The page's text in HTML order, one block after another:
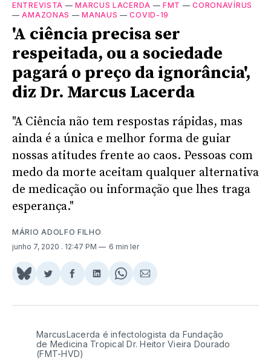
ENTREVISTA —MARCUS LACERDA —FMT —CORONAVÍRUS
—AMAZONAS —MANAUS —COVID-19
'A ciência precisa ser
respeitada, ou a sociedade
pagará o preço da ignorância',
diz Dr. Marcus Lacerda
"A Ciência não tem respostas rápidas, mas
ainda é a única e melhor forma de guiar
nossas atitudes frente ao caos. Pessoas com
medo da morte aceitam qualquer alternativa
de medicação ou informação que lhes traga
esperança."
MÁRIO ADOLFO FILHO
junho 7, 2020 . 12:47 PM 6 min ler
Share
BlueSky
Compartilhar
Twitter
Compartilhar
Facebook
Compartilhar
LinkedIn
Share
WhatsApp
Compartilhar
Email
MarcusLacerda é infectologista da Fundação
de Medicina Tropical Dr. Heitor Vieira Dourado
(FMT-HVD)